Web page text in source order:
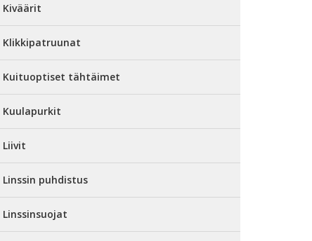
Kiväärit
Klikkipatruunat
Kuituoptiset tähtäimet
Kuulapurkit
Liivit
Linssin puhdistus
Linssinsuojat